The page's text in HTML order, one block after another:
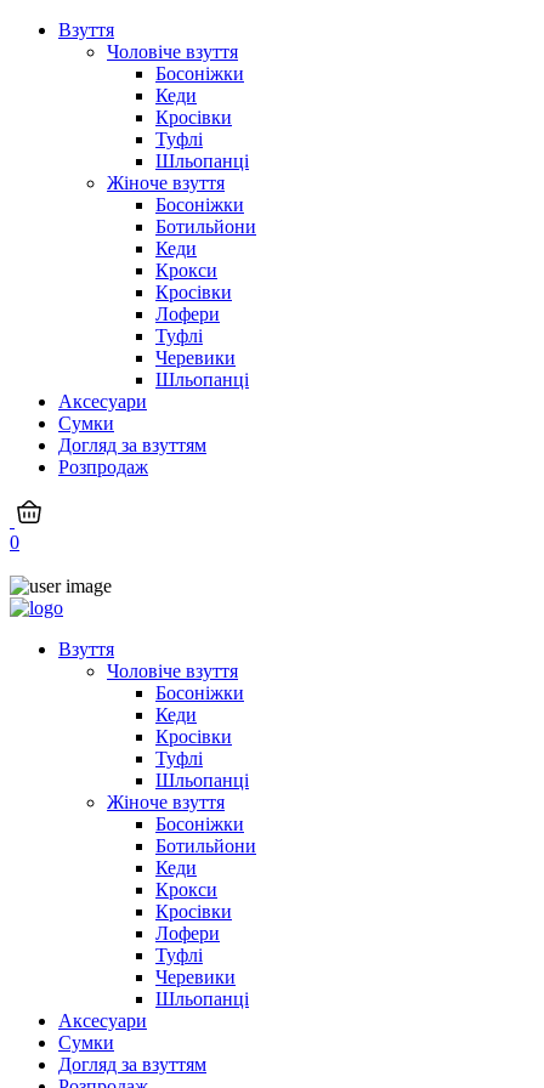
Взуття
Чоловіче взуття
Босоніжки
Кеди
Кросівки
Туфлі
Шльопанці
Жіноче взуття
Босоніжки
Ботильйони
Кеди
Крокси
Кросівки
Лофери
Туфлі
Черевики
Шльопанці
Аксесуари
Сумки
Догляд за взуттям
Розпродаж
0
Взуття
Чоловіче взуття
Босоніжки
Кеди
Кросівки
Туфлі
Шльопанці
Жіноче взуття
Босоніжки
Ботильйони
Кеди
Крокси
Кросівки
Лофери
Туфлі
Черевики
Шльопанці
Аксесуари
Сумки
Догляд за взуттям